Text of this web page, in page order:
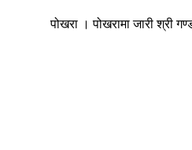
पोखरा । पोखरामा जारी श्री